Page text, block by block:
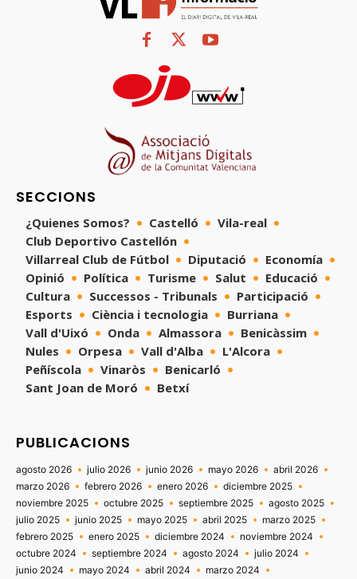
SECCIONS
¿Quienes Somos? Castelló
Vila-real
Club Deportivo Castellón
Villarreal Club de Fútbol
Diputació
Economía
Opinió
Política Turisme Salut
Educació
Cultura
Successos - Tribunals
Participació
Esports
Ciència i tecnologia
Burriana
Vall d'Uixó
Onda Almassora
Benicàssim
Nules
Orpesa Vall d'Alba
L'Alcora
Peñíscola
Vinaròs
Benicarló
Sant Joan de Moró
Betxí
PUBLICACIONS
agosto 2026 julio 2026 junio 2026 mayo 2026
abril 2026
marzo 2026
febrero 2026 enero 2026
diciembre 2025
noviembre 2025
octubre 2025 septiembre 2025
agosto 2025
julio 2025
junio 2025 mayo 2025 abril 2025
marzo 2025
febrero 2025
enero 2025 diciembre 2024
noviembre 2024
octubre 2024
septiembre 2024 agosto 2024
julio 2024
junio 2024
mayo 2024 abril 2024
marzo 2024